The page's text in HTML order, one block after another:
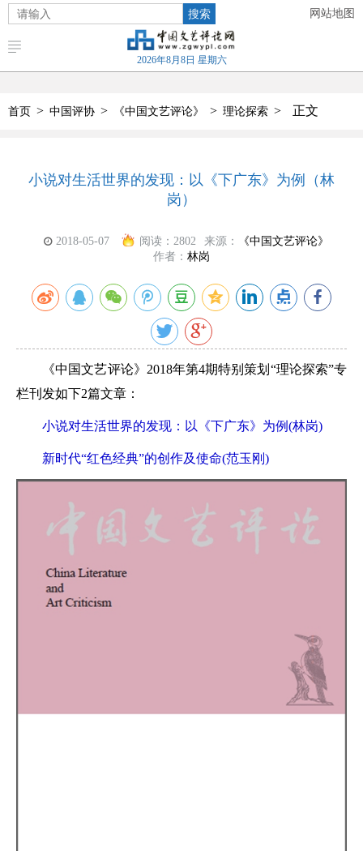
搜索 网站地图
2026年8月8日 星期六
首页 > 中国评协 > 《中国文艺评论》 > 理论探索 > 正文
小说对生活世界的发现：以《下广东》为例（林
岗）
2018-05-07 阅读： 2802 来源：
《中国文艺评论》
作者： 林岗
《中国文艺评论》2018年第4期特别策划“理论探索”专
栏刊发如下2篇文章：
小说对生活世界的发现：以《下广东》为例(林岗)
新时代“红色经典”的创作及使命(范玉刚)